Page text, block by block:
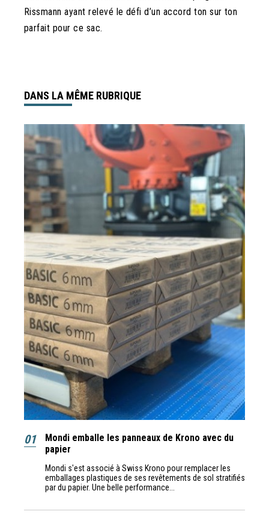
Rissmann ayant relevé le défi d’un accord ton sur ton
parfait pour ce sac.
DANS LA MÊME RUBRIQUE
01
Mondi emballe les panneaux de Krono avec du
papier
Mondi s'est associé à Swiss Krono pour remplacer les
emballages plastiques de ses revêtements de sol stratifiés
par du papier. Une belle performance...